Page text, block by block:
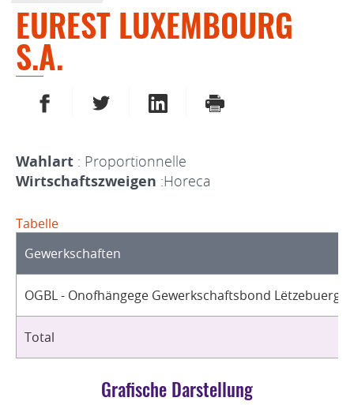
EUREST LUXEMBOURG
S.A.
AUF FACEBOOK TEILENAUF TWITTER TEILENAUF LINKEDIN TEILEN
DRUCKEN
Wahlart : Proportionnelle
Wirtschaftszweigen :Horeca
Tabelle
Gewerkschaften
OGBL - Onofhängege Gewerkschaftsbond
Total
Grafische Darstellung